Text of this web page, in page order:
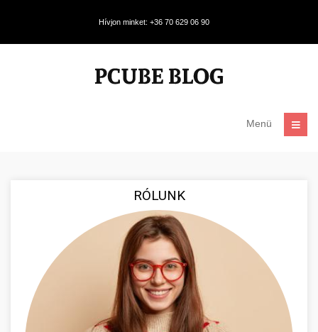
Hívjon minket: +36 70 629 06 90
Menü
RÓLUNK